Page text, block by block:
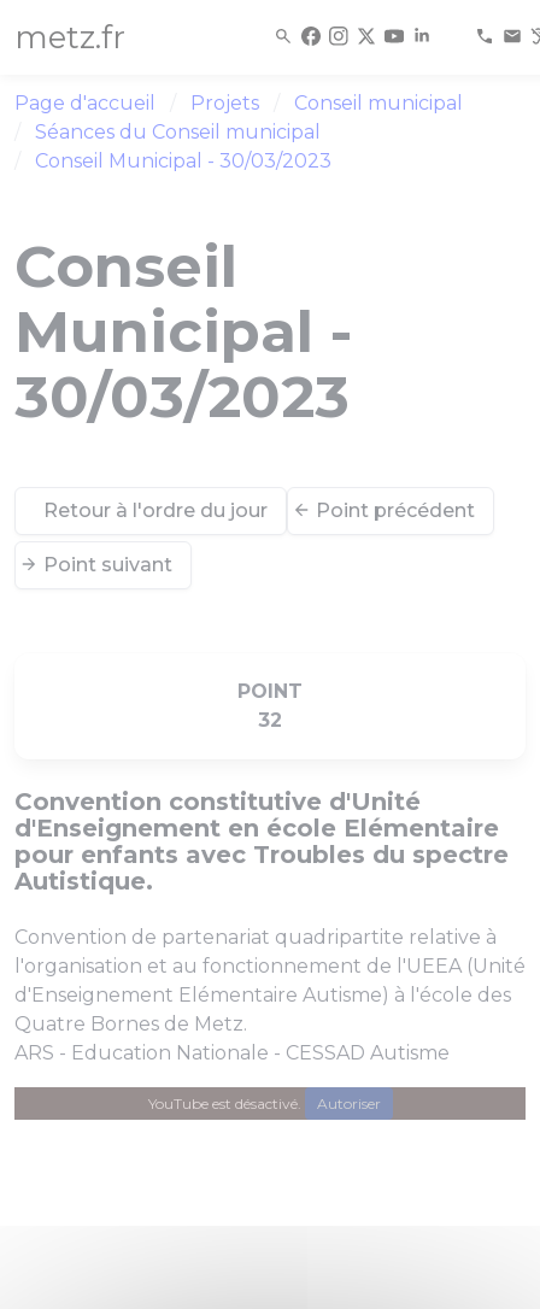
metz.fr
Page d'accueil Projets
Conseil municipal
Séances du Conseil municipal
Conseil Municipal - 30/03/2023
Conseil
Municipal -
30/03/2023
Retour à l'ordre du jour Point précédent
Point suivant
POINT
32
Convention constitutive d'Unité
d'Enseignement en école Elémentaire
pour enfants avec Troubles du spectre
Autistique.
Convention de partenariat quadripartite relative à
l'organisation et au fonctionnement de l'UEEA (Unité
d'Enseignement Elémentaire Autisme) à l'école des
Quatre Bornes de Metz.
ARS - Education Nationale - CESSAD Autisme
YouTube est désactivé. Autoriser